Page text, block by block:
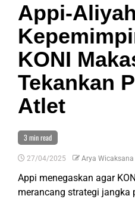
Appi-
KONI
Tekankan
Atlet
3 min read
27/04/2025 Arya Wicaksana
Appi menegaskan agar
merancang strategi jangka